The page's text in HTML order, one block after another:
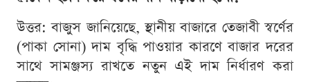
উত্তর: বাজুস জানিয়েছে, স্থানীয় বাজারে তেজাবী স্বর্ণের
(পাকা সোনা) দাম বৃদ্ধি পাওয়ার কারণে বাজার দরের
সাথে সামঞ্জস্য রাখতে নতুন এই দাম নির্ধারণ করা